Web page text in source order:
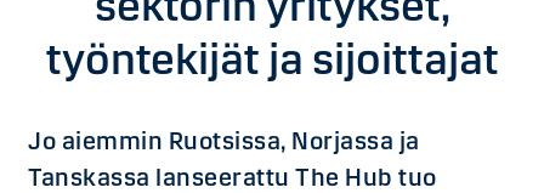
työntekijät ja sijoittajat
Jo aiemmin Ruotsissa, Norjassa ja
Tanskassa lanseerattu The Hub tuo